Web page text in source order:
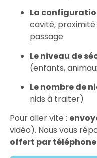
La
cavité, proximité
passage
Le niveau de
(enfants,
Le nombre de
nids à traiter)
Pour aller vite :
vidéo). Nous vous
offert par téléphone